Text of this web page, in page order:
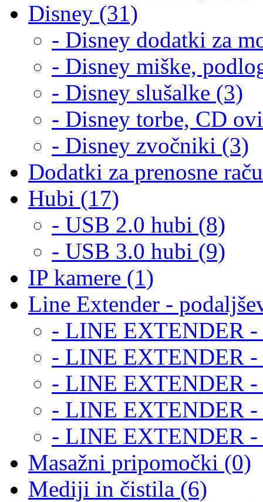
Disney (31)
- Disney dodatki za
- Disney miške,
- Disney slušalke (3)
- Disney torbe, CD
- Disney zvočniki (3)
Dodatki za prenosne
Hubi (17)
- USB 2.0 hubi (8)
- USB 3.0 hubi (9)
IP kamere (1)
Line Extender -
- LINE EXTENDER
- LINE EXTENDER
- LINE EXTENDER -
- LINE EXTENDER -
- LINE EXTENDER
Masažni pripomočki (0)
Mediji in čistila (6)